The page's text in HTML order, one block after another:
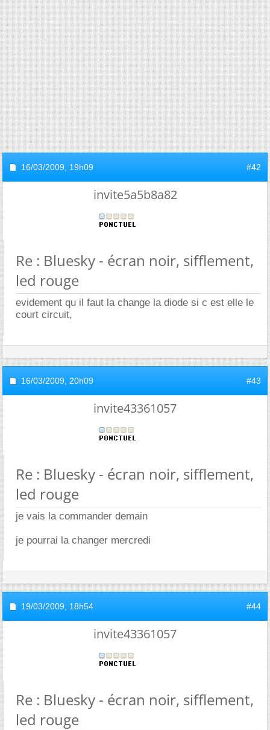
16/03/2009, 19h09 #42
invite5a5b8a82
Re : Bluesky - écran noir, sifflement,
led rouge
evidement qu il faut la change la diode si c est elle le
court circuit,
16/03/2009, 20h09 #43
invite43361057
Re : Bluesky - écran noir, sifflement,
led rouge
je vais la commander demain
je pourrai la changer mercredi
19/03/2009, 18h54 #44
invite43361057
Re : Bluesky - écran noir, sifflement,
led rouge